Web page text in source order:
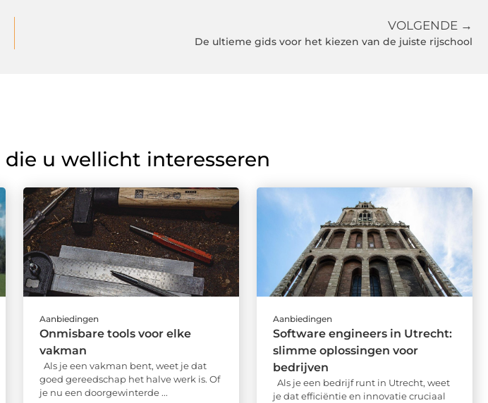
VOLGENDE →
De ultieme gids voor het kiezen van de juiste rijschool
die u wellicht interesseren
Aanbiedingen
Onmisbare tools voor elke
vakman
Als je een vakman bent, weet je dat
goed gereedschap het halve werk is. Of
je nu een doorgewinterde ...
Aanbiedingen
Software engineers in Utrecht:
slimme oplossingen voor
bedrijven
Als je een bedrijf runt in Utrecht, weet
je dat efficiëntie en innovatie cruciaal